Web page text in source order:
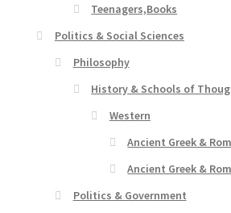
Teenagers,Books
Politics & Social Sciences
Philosophy
History & Schools of
Western
Ancient Greek &
Ancient Greek &
Politics & Government